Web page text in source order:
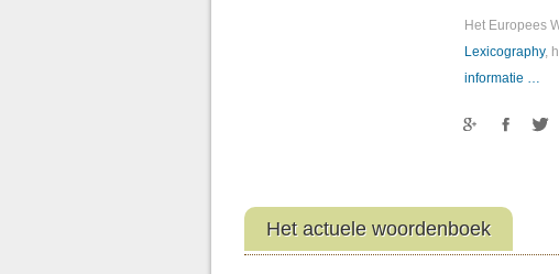
Het Europees
Lexicography,
informatie …
Het actuele woordenboek